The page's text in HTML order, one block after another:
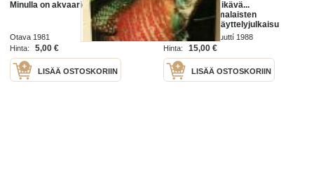
Minulla on akvaario
Otava 1981
Hinta:
5,00 €
LISÄÄ OSTOSKORIIN
Minulla on niin ikävä...
Amerikansuomalaisten
postikorttien näyttelyjulkaisu
Siirtolaisuusinstituuttí 1988
Hinta:
15,00 €
LISÄÄ OSTOSKORIIN